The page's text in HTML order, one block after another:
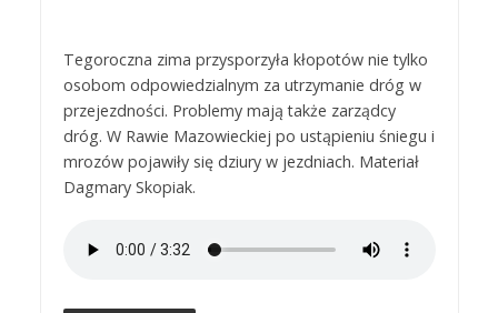
Tegoroczna zima przysporzyła kłopotów nie tylko
osobom odpowiedzialnym za utrzymanie dróg w
przejezdności. Problemy mają także zarządcy
dróg. W Rawie Mazowieckiej po ustąpieniu śniegu i
mrozów pojawiły się dziury w jezdniach. Materiał
Dagmary Skopiak.